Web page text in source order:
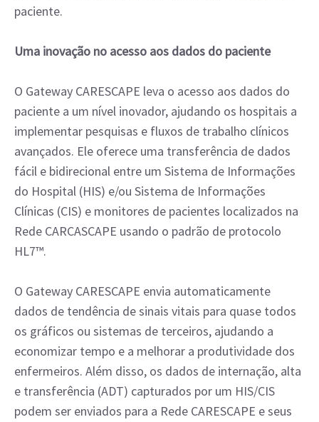
paciente.
Uma inovação no acesso aos dados do paciente
O Gateway CARESCAPE leva o acesso aos dados do
paciente a um nível inovador, ajudando os hospitais a
implementar pesquisas e fluxos de trabalho clínicos
avançados. Ele oferece uma transferência de dados
fácil e bidirecional entre um Sistema de Informações
do Hospital (HIS) e/ou Sistema de Informações
Clínicas (CIS) e monitores de pacientes localizados na
Rede CARCASCAPE usando o padrão de protocolo
HL7™.
O Gateway CARESCAPE envia automaticamente
dados de tendência de sinais vitais para quase todos
os gráficos ou sistemas de terceiros, ajudando a
economizar tempo e a melhorar a produtividade dos
enfermeiros. Além disso, os dados de internação, alta
e transferência (ADT) capturados por um HIS/CIS
podem ser enviados para a Rede CARESCAPE e seus